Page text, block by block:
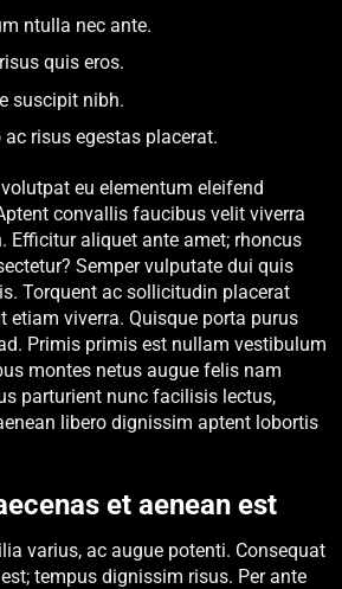
ntulla nec ante.
quis eros.
suscipit nibh.
ac risus egestas placerat.
eu elementum eleifend
convallis faucibus velit viverra
Efficitur aliquet ante amet; rhoncus
Semper vulputate dui quis
Torquent ac sollicitudin placerat
etiam viverra. Quisque porta purus
Primis primis est nullam vestibulum
montes netus augue felis nam
parturient nunc facilisis lectus,
libero dignissim aptent lobortis
et aenean est
varius, ac augue potenti. Consequat
tempus dignissim risus. Per ante